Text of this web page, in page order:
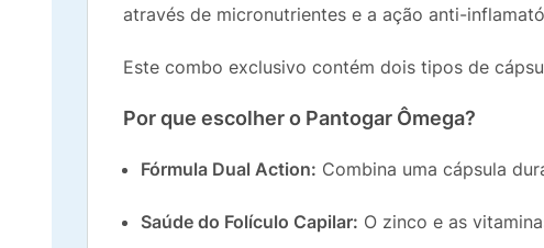
através de micronutrientes e a ação anti-
Este combo exclusivo contém dois tipos de
Por que escolher o Pantogar Ômega?
Fórmula Dual Action: Combina uma cápsula
Saúde do Folículo Capilar: O zinco e as